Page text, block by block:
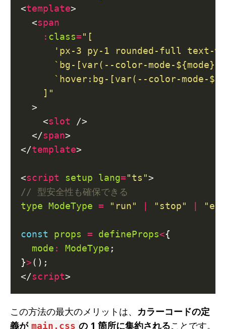
<template
  <
span
: class=
    ]"
    <
slot
  </
span
</template
<script setup lang= "ts"
type ModeType = "run" "stop"
const props = defineProps<
mode : ModeType
}>
</script
この方法の最大のメリットは、 カラーコードの定
義が main.css の 1 箇所に集約されることです。